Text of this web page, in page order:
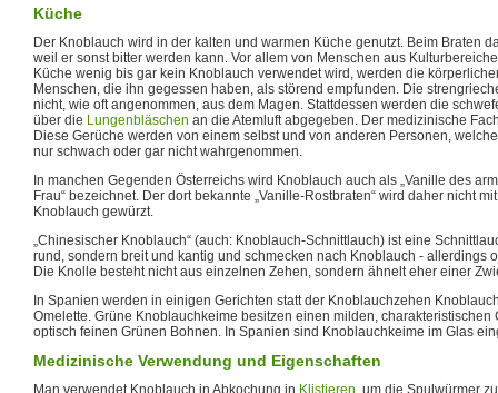
Küche
Der Knoblauch wird in der kalten und warmen Küche genutzt. Beim Braten
weil er sonst bitter werden kann. Vor allem von Menschen aus
Küche wenig bis gar kein Knoblauch verwendet wird, werden die
Menschen, die ihn gegessen haben, als störend empfunden. Die
nicht, wie oft angenommen, aus dem Magen. Stattdessen werden die
über die Lungenbläschen an die Atemluft abgegeben. Der medizinische
Diese Gerüche werden von einem selbst und von anderen Personen,
nur schwach oder gar nicht wahrgenommen.
In manchen Gegenden Österreichs wird Knoblauch auch als „Vanille des
Frau“ bezeichnet. Der dort bekannte „Vanille-Rostbraten“ wird daher nicht
Knoblauch gewürzt.
„Chinesischer Knoblauch“ (auch: Knoblauch-Schnittlauch) ist eine
rund, sondern breit und kantig und schmecken nach Knoblauch - allerdings
Die Knolle besteht nicht aus einzelnen Zehen, sondern ähnelt eher einer
In Spanien werden in einigen Gerichten statt der Knoblauchzehen
Omelette. Grüne Knoblauchkeime besitzen einen milden, charakteristischen
optisch feinen Grünen Bohnen. In Spanien sind Knoblauchkeime im Glas
Medizinische Verwendung und Eigenschaften
Man verwendet Knoblauch in Abkochung in Klistieren, um die Spulwürmer